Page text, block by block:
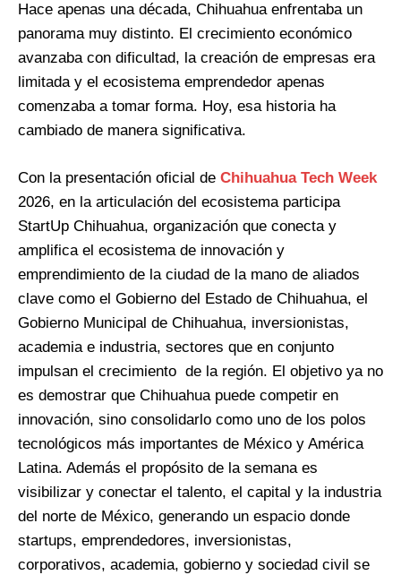
Hace apenas una década, Chihuahua enfrentaba un
panorama muy distinto. El crecimiento económico
avanzaba con dificultad, la creación de empresas era
limitada y el ecosistema emprendedor apenas
comenzaba a tomar forma. Hoy, esa historia ha
cambiado de manera significativa.
Con la presentación oficial de Chihuahua Tech Week
2026, en la articulación del ecosistema participa
StartUp Chihuahua, organización que conecta y
amplifica el ecosistema de innovación y
emprendimiento de la ciudad de la mano de aliados
clave como el Gobierno del Estado de Chihuahua, el
Gobierno Municipal de Chihuahua, inversionistas,
academia e industria, sectores que en conjunto
impulsan el crecimiento de la región. El objetivo ya no
es demostrar que Chihuahua puede competir en
innovación, sino consolidarlo como uno de los polos
tecnológicos más importantes de México y América
Latina. Además el propósito de la semana es
visibilizar y conectar el talento, el capital y la industria
del norte de México, generando un espacio donde
startups, emprendedores, inversionistas,
corporativos, academia, gobierno y sociedad civil se